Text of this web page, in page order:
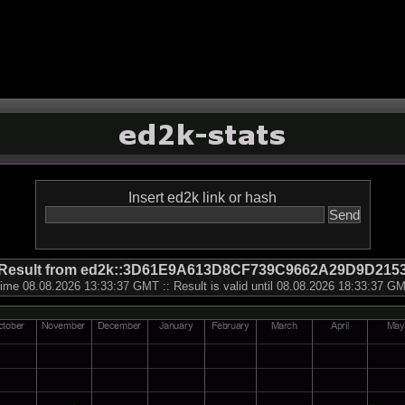
Insert ed2k link or hash
from
08.08.2026 13:33:37 GMT :: Result is valid until 08.08.2026 18:33:37